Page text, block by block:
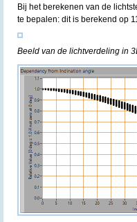
Bij het berekenen van de
te bepalen: dit is berekend op
Beeld van de lichtverdeling in